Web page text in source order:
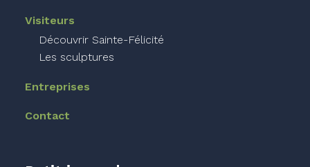
Visiteurs
Découvrir Sainte-Félicité
Les sculptures
Entreprises
Contact